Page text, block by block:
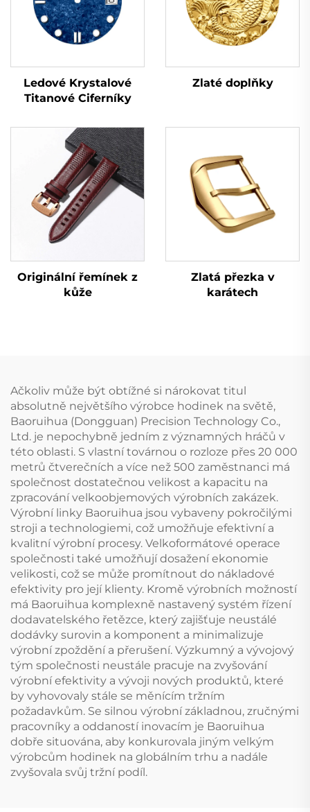
Ledové Krystalové
Titanové Ciferníky
Zlaté doplňky
Originální řemínek z
kůže
Zlatá přezka v
karátech
Ačkoliv může být obtížné si nárokovat titul
absolutně největšího výrobce hodinek na světě,
Baoruihua (Dongguan) Precision Technology Co.,
Ltd. je nepochybně jedním z významných hráčů v
této oblasti. S vlastní továrnou o rozloze přes 20 000
metrů čtverečních a více než 500 zaměstnanci má
společnost dostatečnou velikost a kapacitu na
zpracování velkoobjemových výrobních zakázek.
Výrobní linky Baoruihua jsou vybaveny pokročilými
stroji a technologiemi, což umožňuje efektivní a
kvalitní výrobní procesy. Velkoformátové operace
společnosti také umožňují dosažení ekonomie
velikosti, což se může promítnout do nákladové
efektivity pro její klienty. Kromě výrobních možností
má Baoruihua komplexně nastavený systém řízení
dodavatelského řetězce, který zajišťuje neustálé
dodávky surovin a komponent a minimalizuje
výrobní zpoždění a přerušení. Výzkumný a vývojový
tým společnosti neustále pracuje na zvyšování
výrobní efektivity a vývoji nových produktů, které
by vyhovovaly stále se měnícím tržním
požadavkům. Se silnou výrobní základnou, zručnými
pracovníky a oddaností inovacím je Baoruihua
dobře situována, aby konkurovala jiným velkým
výrobcům hodinek na globálním trhu a nadále
zvyšovala svůj tržní podíl.